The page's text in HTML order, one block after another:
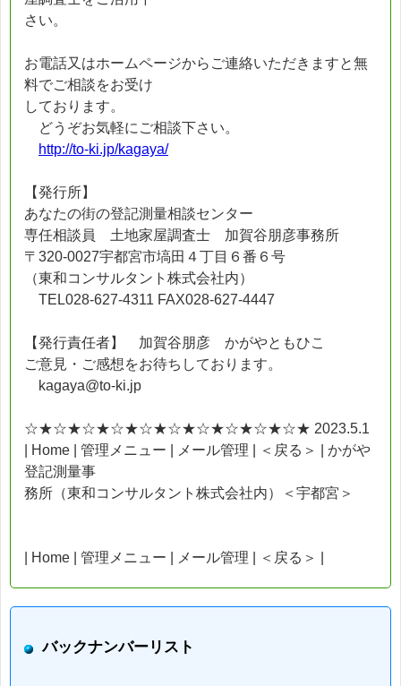
さい。
お電話又はホームページからご連絡いただきますと無
料でご相談をお受け
しております。
どうぞお気軽にご相談下さい。
http://to-ki.jp/kagaya/
【発行所】
あなたの街の登記測量相談センター
専任相談員 土地家屋調査士 加賀谷朋彦事務所
〒320-0027宇都宮市塙田４丁目６番６号
（東和コンサルタント株式会社内）
TEL028-627-4311 FAX028-627-4447
【発行責任者】 加賀谷朋彦 かがやともひこ
ご意見・ご感想をお待ちしております。
kagaya@to-ki.jp
☆★☆★☆★☆★☆★☆★☆★☆★☆★☆★ 2023.5.1
| Home | 管理メニュー | メール管理 | ＜戻る＞ | かがや
登記測量事
務所（東和コンサルタント株式会社内）＜宇都宮＞
| Home | 管理メニュー | メール管理 | ＜戻る＞ |
バックナンバーリスト